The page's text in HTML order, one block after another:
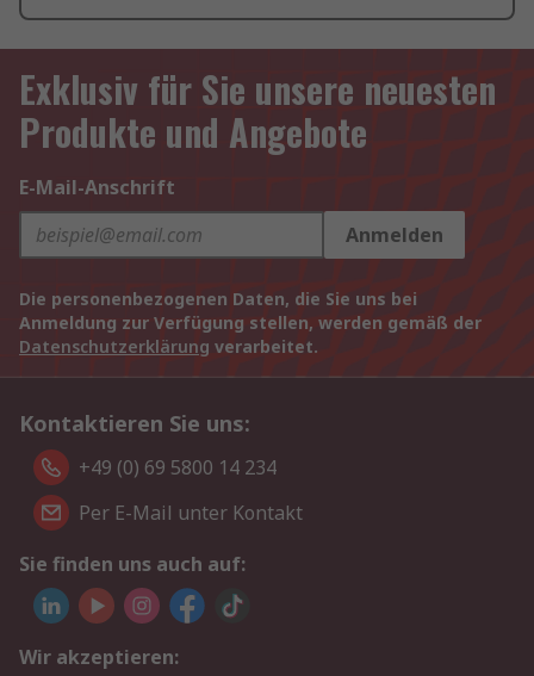
Exklusiv für Sie unsere neuesten
Produkte und Angebote
E-Mail-Anschrift
Anmelden
Die personenbezogenen Daten, die Sie uns bei
Anmeldung zur Verfügung stellen, werden gemäß der
Datenschutzerklärung verarbeitet.
Kontaktieren Sie uns:
+49 (0) 69 5800 14 234
Per E-Mail unter Kontakt
Sie finden uns auch auf:
Wir akzeptieren: